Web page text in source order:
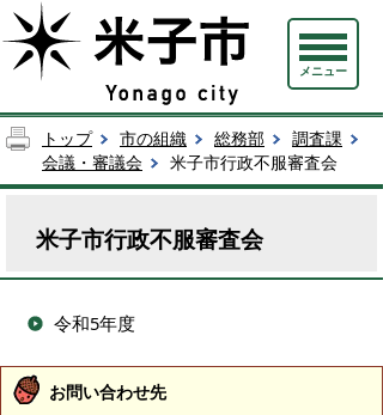
メニュー
トップ 市の組織 総務部
調査課
会議・審議会
米子市行政不服審査会
米子市行政不服審査会
令和5年度
お問い合わせ先